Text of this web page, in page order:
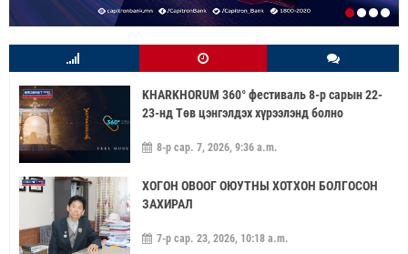
KHARKHORUM 360° фестиваль 8-р сарын 22-
23-нд Төв цэнгэлдэх хүрээлэнд болно
8-р сар. 7, 2026, 9:36 a.m.
ХОГОН ОВООГ ОЮУТНЫ ХОТХОН БОЛГОСОН
ЗАХИРАЛ
7-р сар. 23, 2026, 10:18 a.m.